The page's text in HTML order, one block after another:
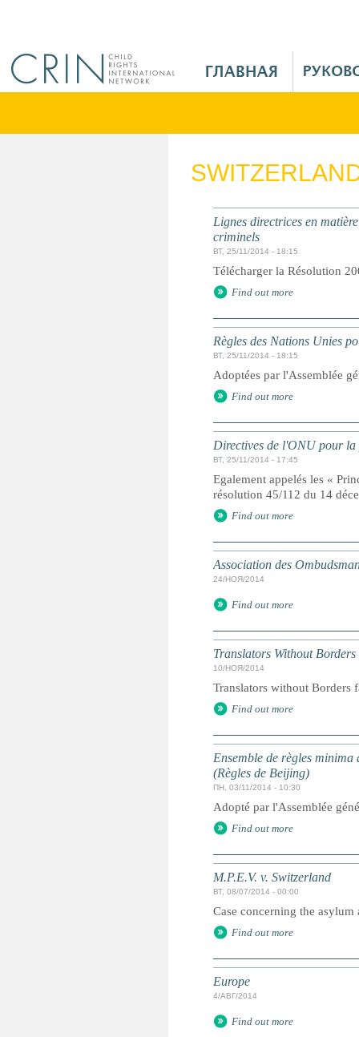
M
n
Lignes directrices en
criminels
ВТ, 25/11/2014 - 18:15
Télécharger la Résolution
Find out more
Règles des Nations Unies
ВТ, 25/11/2014 - 18:15
Adoptées par l'Assemblée
Find out more
Directives de l'ONU pour la
ВТ, 25/11/2014 - 17:45
Egalement appelés les «
résolution 45/112 du 14
Find out more
Association des
24/НОЯ/2014
Find out more
Translators Without Borders
10/НОЯ/2014
Translators without Borders
Find out more
Ensemble de règles
(Règles de Beijing)
ПН, 03/11/2014 - 10:30
Adopté par l'Assemblée
Find out more
M.P.E.V. v. Switzerland
ВТ, 08/07/2014 - 00:00
Case concerning the
Find out more
Europe
4/АВГ/2014
Find out more